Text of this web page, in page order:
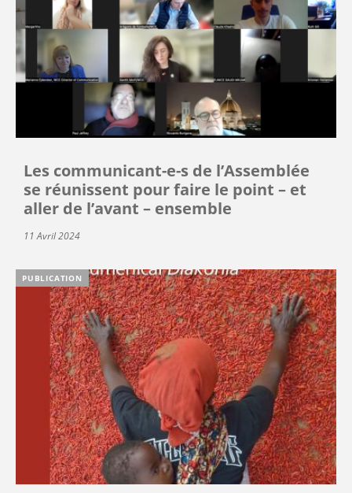
Les communicant-e-s de l’Assemblée
se réunissent pour faire le point – et
aller de l’avant – ensemble
11 Avril 2024
PUBLICATION